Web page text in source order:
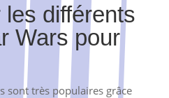
différents
Wars pour
sont très populaires grâce